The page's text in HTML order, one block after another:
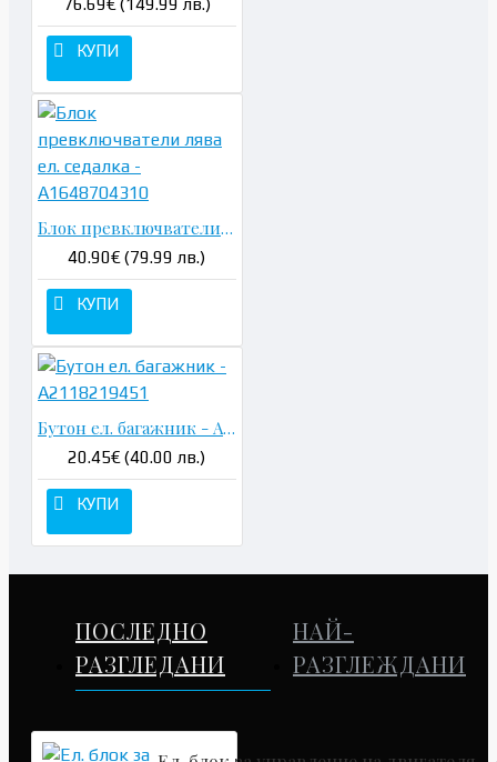
76.69€ (149.99 лв.)
КУПИ
Блок превключватели лява ел. седалка - A1648704310
40.90€ (79.99 лв.)
КУПИ
Бутон ел. багажник - A2118219451
20.45€ (40.00 лв.)
КУПИ
ПОСЛЕДНО
РАЗГЛЕДАНИ
НАЙ-
РАЗГЛЕЖДАНИ